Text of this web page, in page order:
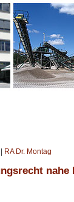
RA Dr. Montag
nahe